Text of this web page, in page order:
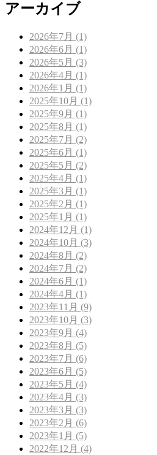
アーカイブ
2026年7月 (1)
2026年6月 (1)
2026年5月 (3)
2026年4月 (1)
2026年1月 (1)
2025年10月 (1)
2025年9月 (1)
2025年8月 (1)
2025年7月 (2)
2025年6月 (1)
2025年5月 (2)
2025年4月 (1)
2025年3月 (1)
2025年2月 (1)
2025年1月 (1)
2024年12月 (1)
2024年10月 (3)
2024年8月 (2)
2024年7月 (2)
2024年6月 (1)
2024年4月 (1)
2023年11月 (9)
2023年10月 (3)
2023年9月 (4)
2023年8月 (5)
2023年7月 (6)
2023年6月 (5)
2023年5月 (4)
2023年4月 (3)
2023年3月 (3)
2023年2月 (6)
2023年1月 (5)
2022年12月 (4)